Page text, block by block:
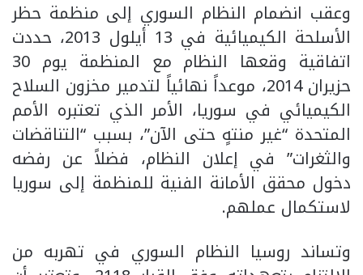
وعقب انضمام النظام السوري إلى منظمة حظر
الأسلحة الكيميائية في 13 أيلول 2013، حددت
اتفاقية وقعها النظام مع المنظمة يوم 30
حزيران 2014، موعداً نهائياً لتدمير مخزون السلاح
الكيميائي في سوريا، الأمر الذي تعتبره الأمم
المتحدة “غير منتهٍ حتى الآن”، بسبب “التناقضات
والثغرات” في إعلان النظام، فضلاً عن رفضه
دخول محقق الأمانة الفنية للمنظمة إلى سوريا
لاستكمال عملهم.
وتساند روسيا النظام السوري في تهربه من